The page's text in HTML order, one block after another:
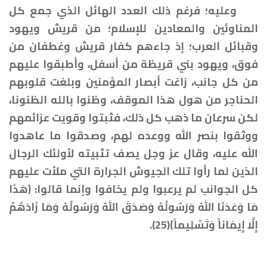
وعليه؛ فرغم ذلك العدد الهائل الذي جمع كل
المناوئين والمعادين للإسلام؛ من قريش ويهود
وقبائل العرب؛ إذ جاءهم كفار قريش وغطفان من
فوق، ويهود بني قريظة من أسفل، وأطبقوا عليهم
من كل جانب، زاغت أبصار المؤمنين وبلغت قلوبهم
الحناجر من هول هذا الموقف، وظنوا بالله الظنونا،
لكن سرعان ما ذهب كل ذلك، فثبتوا وقويت عزائمهم
ووثقوا بنصر الله ووعده لهم، وصدقوا ما عاهدوا
الله عليه، وقال عز وجل يصف تثبيته لأولئك الرجال
الذين لما رأوا تلك الجيوش الجرارة التي ملأت عليهم
كل الجوانب لم يرعبوا ولم يخافوا وإنما قالوا: ﴿هَذَا
مَا وَعَدَنَا اللهُ وَرَسُولُهُ وَصَدَقَ اللهُ وَرَسُولُهُ وَمَا زَادَهُمْ
إِلَّا إِيمَاناً وَتَسْلِيماً﴾(25).